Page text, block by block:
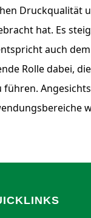
Druckqualität
hat. Es
auch
Rolle dabei,